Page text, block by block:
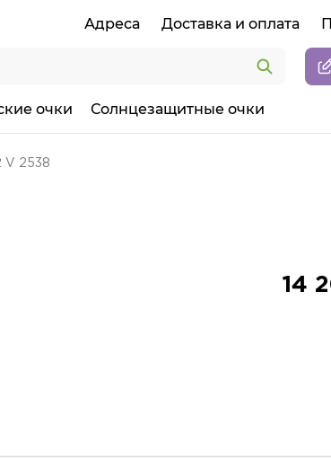
Адреса Доставка и оплата
очки Солнцезащитные очки
V 2538
14